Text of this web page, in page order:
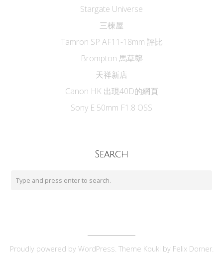
Stargate Universe
三楝屋
Tamron SP AF11-18mm 評比
Brompton 馬草壟
天祥新店
Canon HK 出現40D的網頁
Sony E 50mm F1.8 OSS
Search
Proudly powered by WordPress . Theme Kouki by Felix Dorner.